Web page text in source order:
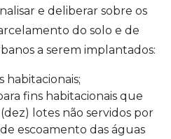
e deliberar sobre os
do solo e de
a serem implantados:
habitacionais;
fins habitacionais que
lotes não servidos por
escoamento das águas